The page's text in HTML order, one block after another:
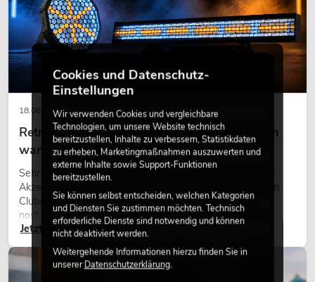
18.06.2026
Retro-Licht im modernen Lichtdesign: Warum
warmes Licht wieder wirkt
Sehr warmes Licht, sichtbare Leuchtflächen und farbige
Akzente prägen viele aktuelle Lichtdesigns auf Bühnen, in
Clubs und bei Events. Retro-Licht ist dabei kein rein
nostalgischer Effekt, sondern ein bewusst eingesetztes
Gestaltungsmittel: Es schafft Atmosphäre, gibt Szenen
Charakter und kann technische LED-Setups emotionaler
wirken lassen.
Jetzt lesen
LICHT
Cookies und Datenschutz-
Einstellungen
Wir verwenden Cookies und vergleichbare
Technologien, um unsere Website technisch
bereitzustellen, Inhalte zu verbessern, Statistikdaten
zu erheben, Marketingmaßnahmen auszuwerten und
externe Inhalte sowie Support-Funktionen
bereitzustellen.
Sie können selbst entscheiden, welchen Kategorien
und Diensten Sie zustimmen möchten. Technisch
erforderliche Dienste sind notwendig und können
nicht deaktiviert werden.
Weitergehende Informationen hierzu finden Sie in
unsererDatenschutzerklärung.